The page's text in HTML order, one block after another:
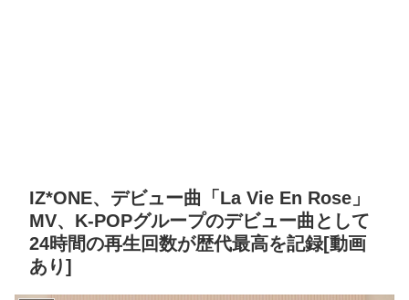
IZ*ONE、デビュー曲「La Vie En Rose」
MV、K-POPグループのデビュー曲として
24時間の再生回数が歴代最高を記録[動画
あり]